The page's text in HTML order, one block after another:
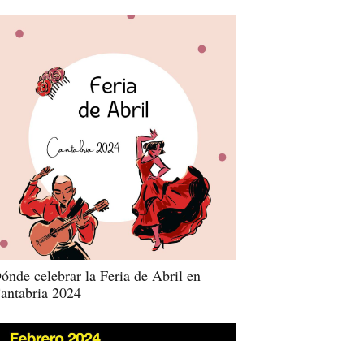
celebrar la Feria de Abril en
2024